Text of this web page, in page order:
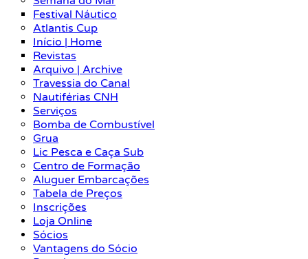
Festival Náutico
Atlantis Cup
Início | Home
Revistas
Arquivo | Archive
Travessia do Canal
Nautiférias CNH
Serviços
Bomba de Combustível
Grua
Lic Pesca e Caça Sub
Centro de Formação
Aluguer Embarcações
Tabela de Preços
Inscrições
Loja Online
Sócios
Vantagens do Sócio